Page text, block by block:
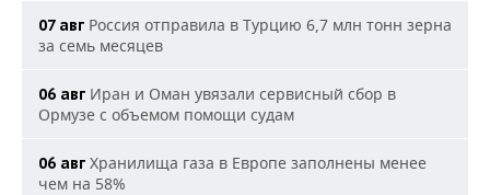
07 авг Россия отправила в Турцию 6,7 млн тонн зерна
за семь месяцев
06 авг Иран и Оман увязали сервисный сбор в
Ормузе с объемом помощи судам
06 авг Хранилища газа в Европе заполнены менее
чем на 58%